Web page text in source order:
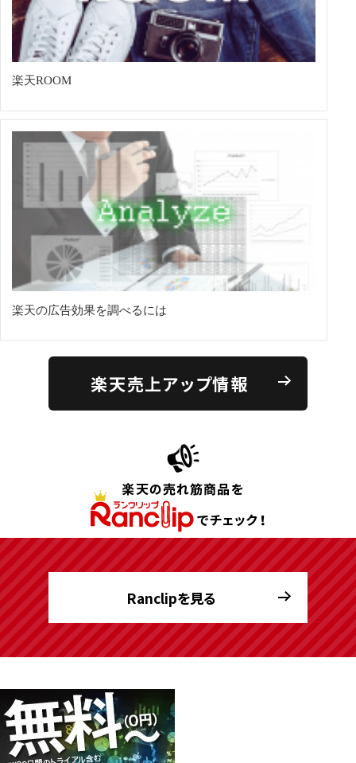
楽天ROOM
楽天の広告効果を調べるには
楽天売上アップ情報
Ranclipを見る